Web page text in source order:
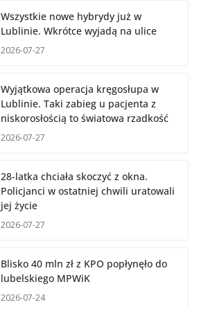
Wszystkie nowe hybrydy już w
Lublinie. Wkrótce wyjadą na ulice
2026-07-27
Wyjątkowa operacja kręgosłupa w
Lublinie. Taki zabieg u pacjenta z
niskorosłością to światowa rzadkość
2026-07-27
28-latka chciała skoczyć z okna.
Policjanci w ostatniej chwili uratowali
jej życie
2026-07-27
Blisko 40 mln zł z KPO popłynęło do
lubelskiego MPWiK
2026-07-24